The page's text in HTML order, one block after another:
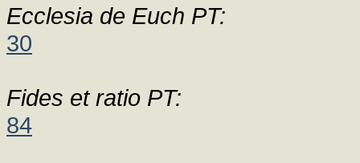
Ecclesia de Euch PT:
30
Fides et ratio PT:
84